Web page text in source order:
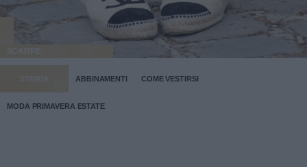
SCARPE
STORIA ABBINAMENTI COME VESTIRSI
MODA PRIMAVERA ESTATE